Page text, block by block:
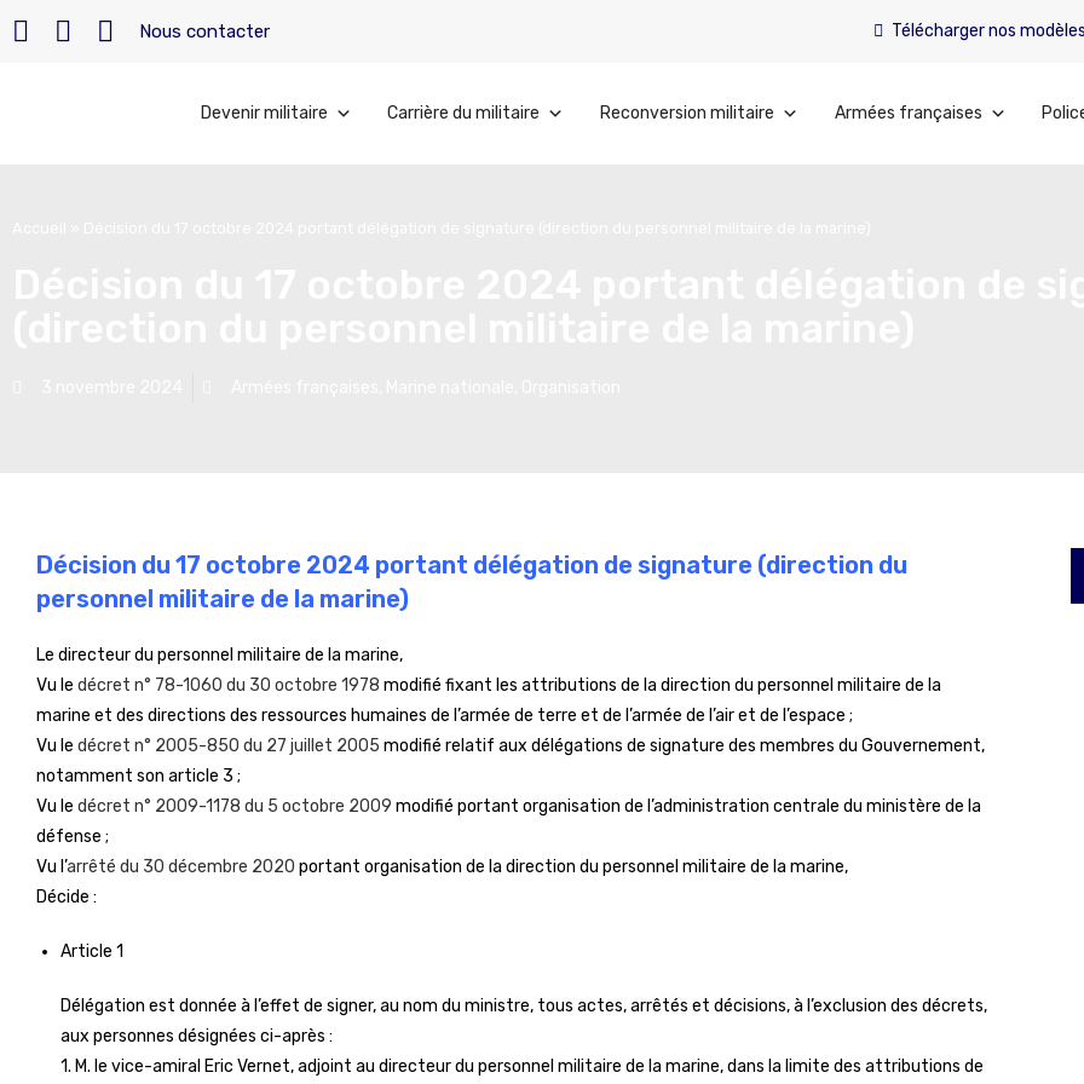
Nous contacter Télécharger nos modèles
Devenir militaire Carrière du militaire Reconversion militaire Armées françaises
Décision du 17 octobre 2024 portant délégation de signature (direction du
personnel militaire de la marine)
Le directeur du personnel militaire de la marine,
Vu le décret n° 78-1060 du 30 octobre 1978 modifié fixant les attributions de la direction du personnel militaire de la
marine et des directions des ressources humaines de l’armée de terre et de l’armée de l’air et de l’espace ;
Vu le décret n° 2005-850 du 27 juillet 2005 modifié relatif aux délégations de signature des membres du Gouvernement,
notamment son article 3 ;
Vu le décret n° 2009-1178 du 5 octobre 2009 modifié portant organisation de l’administration centrale du ministère de la
défense ;
Vu l’arrêté du 30 décembre 2020 portant organisation de la direction du personnel militaire de la marine,
Décide :
Article 1
Délégation est donnée à l’effet de signer, au nom du ministre, tous actes, arrêtés et décisions, à l’exclusion des décrets,
aux personnes désignées ci-après :
1. M. le vice-amiral Eric Vernet, adjoint au directeur du personnel militaire de la marine, dans la limite des attributions de